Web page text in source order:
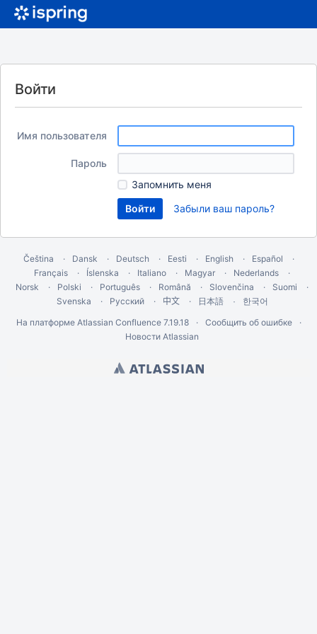
Войти
Имя пользователя
Пароль
Запомнить меня
Забыли ваш пароль?
Čeština Dansk Deutsch Eesti English
Español
Français
Íslenska Italiano Magyar
Nederlands
Norsk
Polski Português Română Slovenčina
Suomi
Svenska
Русский 中文 日本語
한국어
На платформе Atlassian Confluence 7.19.18
Сообщить об ошибке
Новости Atlassian